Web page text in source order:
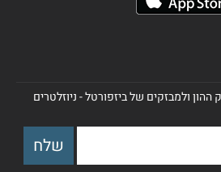
ולמבזקים של ביזפורטל - ניוזלטרים